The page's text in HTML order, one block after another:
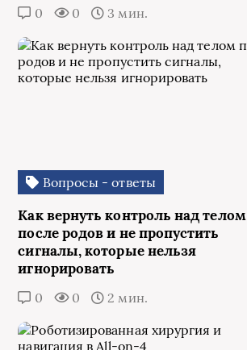
0 0 3 мин.
Вопросы - ответы
Как вернуть контроль над телом
после родов и не пропустить
сигналы, которые нельзя
игнорировать
0 0 2 мин.